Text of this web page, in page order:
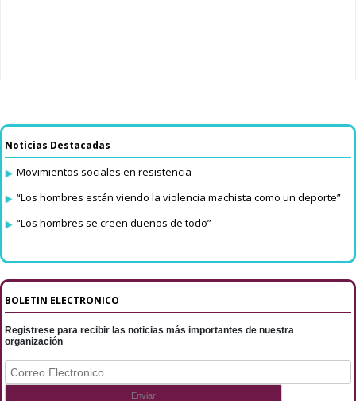
Noticias Destacadas
Movimientos sociales en resistencia
“Los hombres están viendo la violencia machista como un deporte”
“Los hombres se creen dueños de todo”
BOLETIN ELECTRONICO
Registrese para recibir las noticias más importantes de nuestra
organización